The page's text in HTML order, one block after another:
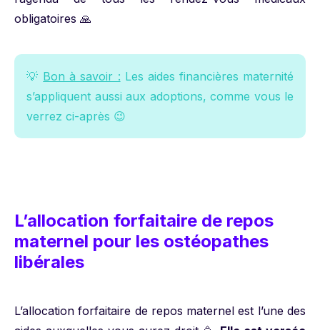
obligatoires 🙏
💡 Bon à savoir : Les aides financières maternité
s’appliquent aussi aux adoptions, comme vous le
verrez ci-après 😉
L’allocation forfaitaire de repos
maternel pour les ostéopathes
libérales
L’allocation forfaitaire de repos maternel est l’une des